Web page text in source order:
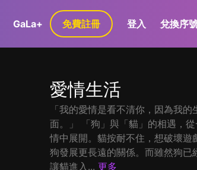
GaLa+ 免費註冊 登入 兌換序
愛情生活
「我的愛情是看不清你，因為我的
面。」 「狗」與「貓」的相遇，
情中展開。貓按耐不住，想破壞遊
狗發展更長遠的關係。而雖然狗已
讓貓進入... 更多